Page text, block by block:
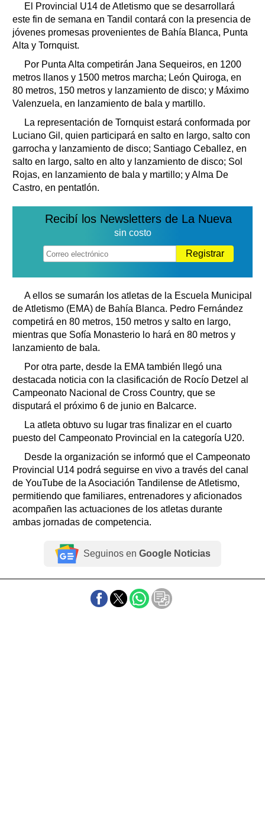
El Provincial U14 de Atletismo que se desarrollará
este fin de semana en Tandil contará con la presencia de
jóvenes promesas provenientes de Bahía Blanca, Punta
Alta y Tornquist.
Por Punta Alta competirán Jana Sequeiros, en 1200
metros llanos y 1500 metros marcha; León Quiroga, en
80 metros, 150 metros y lanzamiento de disco; y Máximo
Valenzuela, en lanzamiento de bala y martillo.
La representación de Tornquist estará conformada por
Luciano Gil, quien participará en salto en largo, salto con
garrocha y lanzamiento de disco; Santiago Ceballez, en
salto en largo, salto en alto y lanzamiento de disco; Sol
Rojas, en lanzamiento de bala y martillo; y Alma De
Castro, en pentatlón.
Recibí los Newsletters de La Nueva
sin costo
Registrar
A ellos se sumarán los atletas de la Escuela Municipal
de Atletismo (EMA) de Bahía Blanca. Pedro Fernández
competirá en 80 metros, 150 metros y salto en largo,
mientras que Sofía Monasterio lo hará en 80 metros y
lanzamiento de bala.
Por otra parte, desde la EMA también llegó una
destacada noticia con la clasificación de Rocío Detzel al
Campeonato Nacional de Cross Country, que se
disputará el próximo 6 de junio en Balcarce.
La atleta obtuvo su lugar tras finalizar en el cuarto
puesto del Campeonato Provincial en la categoría U20.
Desde la organización se informó que el Campeonato
Provincial U14 podrá seguirse en vivo a través del canal
de YouTube de la Asociación Tandilense de Atletismo,
permitiendo que familiares, entrenadores y aficionados
acompañen las actuaciones de los atletas durante
ambas jornadas de competencia.
Seguinos en Google Noticias